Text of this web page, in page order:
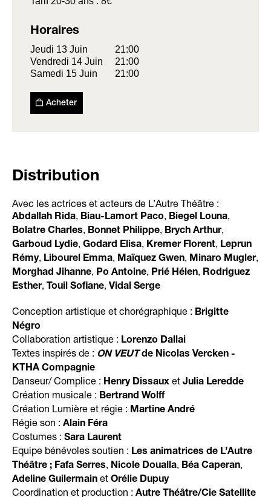
Horaires
Jeudi 13 Juin
21:00
Vendredi 14 Juin
21:00
Samedi 15 Juin
21:00
Acheter
Distribution
Avec les actrices et acteurs de L’Autre Théâtre :
Abdallah Rida, Biau-Lamort Paco, Biegel Louna,
Bolatre Charles, Bonnet Philippe, Brych Arthur,
Garboud Lydie, Godard Elisa, Kremer Florent, Leprun
Rémy, Libourel Emma, Maïquez Gwen, Minaro Mugler,
Morghad Jihanne, Po Antoine, Prié Hélen, Rodriguez
Esther, Touil Sofiane, Vidal Serge
Conception artistique et chorégraphique : Brigitte
Négro
Collaboration artistique : Lorenzo Dallai
Textes inspirés de : ON VEUT de Nicolas Vercken -
KTHA Compagnie
Danseur/ Complice : Henry Dissaux et Julia Leredde
Création musicale : Bertrand Wolff
Création Lumière et régie : Martine André
Régie son : Alain Féra
Costumes : Sara Laurent
Equipe bénévoles soutien : Les animatrices de L’Autre
Théâtre ; Fafa Serres, Nicole Doualla, Béa Caperan,
Adeline Guilermain et Orélie Dupuy
Coordination et production : Autre Théâtre/Cie Satellite